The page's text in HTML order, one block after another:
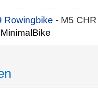
Rowingbike- M5